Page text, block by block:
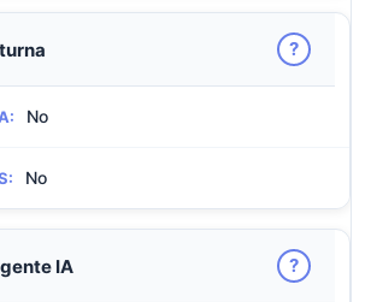
?
No
No
IA ?